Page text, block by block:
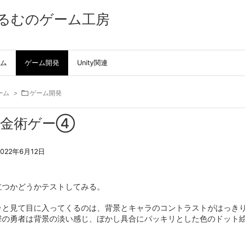
むのゲーム工房
ゲーム開発 Unity関連
ム > ゲーム開発
術ゲー④
年6月12日
つかどうかテストしてみる。
見て目に入ってくるのは、背景とキャラのコントラストがはっき
の勇者は背景の淡い感じ、ぼかし具合にパッキリとした色のドット